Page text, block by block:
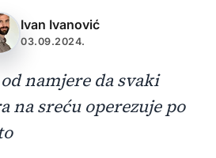
Ivan Ivanović
03.09.2024.
namjere da svaki
na sreću operezuje po